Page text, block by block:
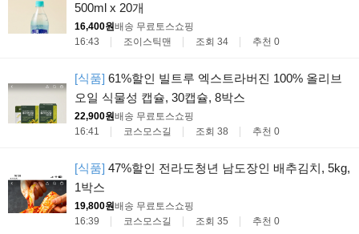
500ml x 20개
16,400원배송 무료토스쇼핑
16:43
조이스틱맨 조회 34 추천 0
[식품] 61%할인 빌트루 엑스트라버진 100% 올리브
오일 식물성 캡슐, 30캡슐, 8박스
22,900원배송 무료토스쇼핑
16:41
코스모스길 조회 38 추천 0
[식품] 47%할인 전라도청년 남도장인 배추김치, 5kg,
1박스
19,800원배송 무료토스쇼핑
16:39
코스모스길 조회 35 추천 0